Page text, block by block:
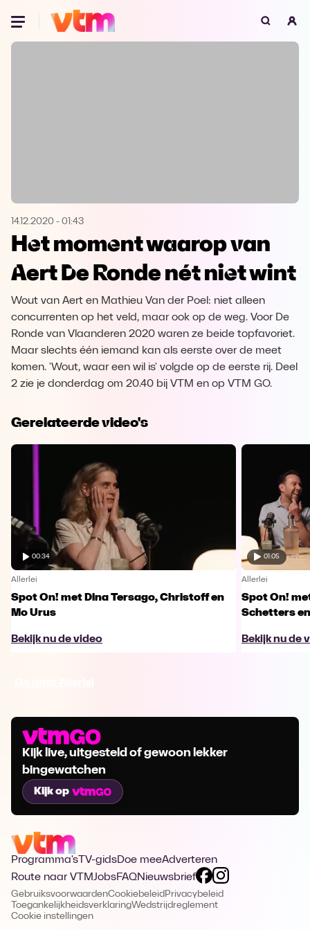
Oeps, browser niet ondersteund
Microsoft Edge Download
Opera Download
14.12.2020 - 01:43
Het moment waarop van
Aert De Ronde nét niet wint
Wout van Aert en Mathieu Van der Poel: niet alleen
concurrenten op het veld, maar ook op de weg. Voor De
Ronde van Vlaanderen 2020 waren ze beide topfavoriet.
Maar slechts één iemand kan als eerste over de meet
komen. 'Wout, waar een wil is' volgde op de eerste rij. Deel
2 zie je donderdag om 20.40 bij VTM en op VTM GO.
Gerelateerde video's
00:34
Allerlei
Spot On! met Dina Tersago, Christoff en
Mo Urus
Bekijk nu de video
01:05
Allerlei
Spot On!
Schetters
Bekijk nu de
Kijk live, uitgesteld of gewoon lekker
bingewatchen
Kijk op
Programma's TV-gidsDoe meeAdverteren
Route naar VTMJobsFAQNieuwsbrief
GebruiksvoorwaardenCookiebeleid Privacybeleid
ToegankelijkheidsverklaringWedstrijdreglement
Cookie instellingen